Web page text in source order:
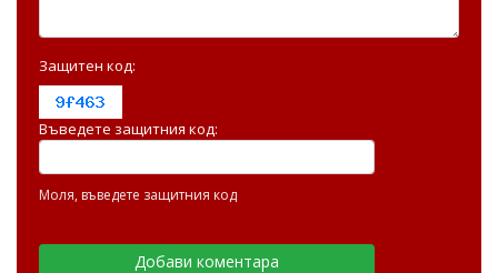
Защитен код:
Въведете защитния код:
Моля, въведете защитния код